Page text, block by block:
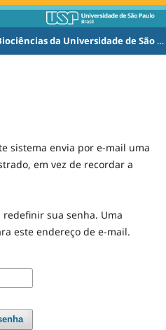
Boletim do Instituto de Biociências da Universidade de São Paulo. Nova Série, Zoologia e Biologia Marinha
sistema envia por e-mail uma
em vez de recordar a
sua senha. Uma
este endereço de e-mail.